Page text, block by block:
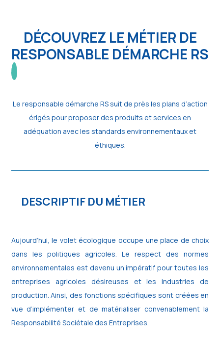
DÉCOUVREZ LE MÉTIER DE
RESPONSABLE DÉMARCHE RS
Le responsable démarche RS suit de près les plans d’action
érigés pour proposer des produits et services en
adéquation avec les standards environnementaux et
éthiques.
DESCRIPTIF DU MÉTIER
Aujourd’hui, le volet écologique occupe une place de choix
dans les politiques agricoles. Le respect des normes
environnementales est devenu un impératif pour toutes les
entreprises agricoles désireuses et les industries de
production. Ainsi, des fonctions spécifiques sont créées en
vue d’implémenter et de matérialiser convenablement la
Responsabilité Sociétale des Entreprises.